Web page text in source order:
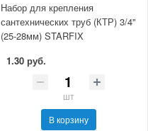
Набор для крепления
сантехнических труб (КТР) 3/4"
(25-28мм) STARFIX
1.30 руб.
шт
В корзину